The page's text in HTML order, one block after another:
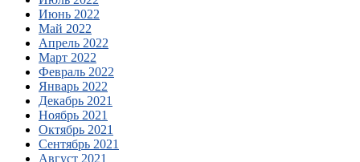
Июнь 2022
Май 2022
Апрель 2022
Март 2022
Февраль 2022
Январь 2022
Декабрь 2021
Ноябрь 2021
Октябрь 2021
Сентябрь 2021
Август 2021